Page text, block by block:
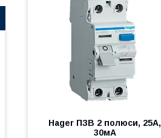
Hager ПЗВ 2 полюси, 25А,
30мА